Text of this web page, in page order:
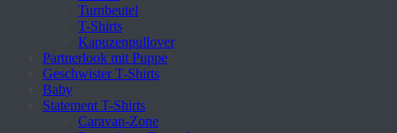
Turnbeutel
T-Shirts
Kapuzenpullover
Partnerlook mit Puppe
Geschwister T-Shirts
Baby
Statement T-Shirts
Caravan-Zone